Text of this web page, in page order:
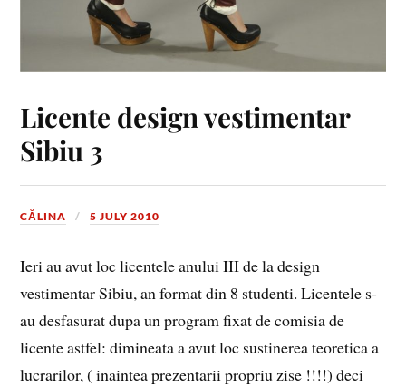
Licente design vestimentar
Sibiu 3
CĂLINA 5 JULY 2010
Ieri au avut loc licentele anului III de la design
vestimentar Sibiu, an format din 8 studenti. Licentele s-
au desfasurat dupa un program fixat de comisia de
licente astfel: dimineata a avut loc sustinerea teoretica a
lucrarilor, ( inaintea prezentarii propriu zise !!!!) deci